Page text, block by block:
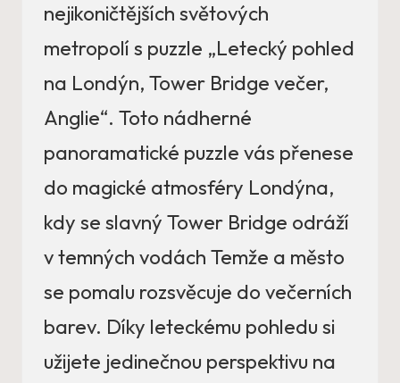
nejikoničtějších světových
metropolí s puzzle „Letecký pohled
na Londýn, Tower Bridge večer,
Anglie“. Toto nádherné
panoramatické puzzle vás přenese
do magické atmosféry Londýna,
kdy se slavný Tower Bridge odráží
v temných vodách Temže a město
se pomalu rozsvěcuje do večerních
barev. Díky leteckému pohledu si
užijete jedinečnou perspektivu na